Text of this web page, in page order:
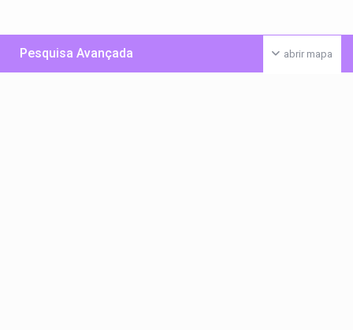
abrir mapa
Pesquisa Avançada